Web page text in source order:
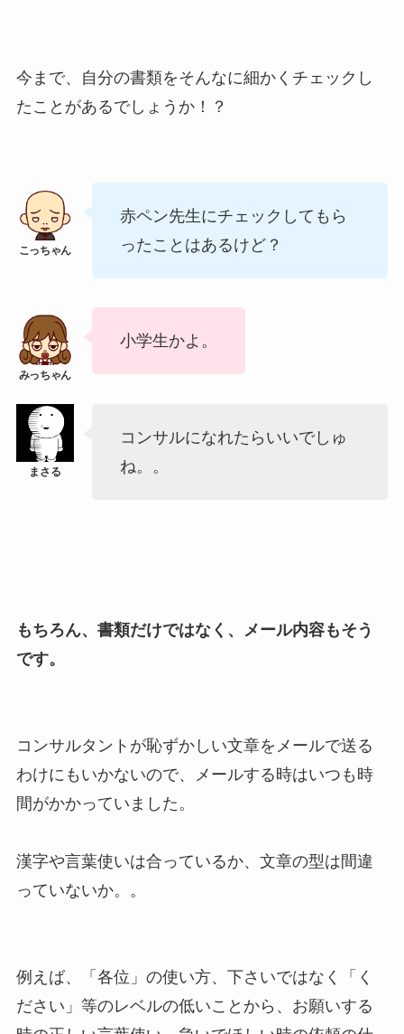
今まで、自分の書類をそんなに細かくチェックし
たことがあるでしょうか！？
赤ペン先生にチェックしてもら
ったことはあるけど？
小学生かよ。
コンサルになれたらいいでしゅ
ね。。
もちろん、書類だけではなく、メール内容もそう
です。
コンサルタントが恥ずかしい文章をメールで送る
わけにもいかないので、メールする時はいつも時
間がかかっていました。
漢字や言葉使いは合っているか、文章の型は間違
っていないか。。
例えば、「各位」の使い方、下さいではなく「く
ださい」等のレベルの低いことから、お願いする